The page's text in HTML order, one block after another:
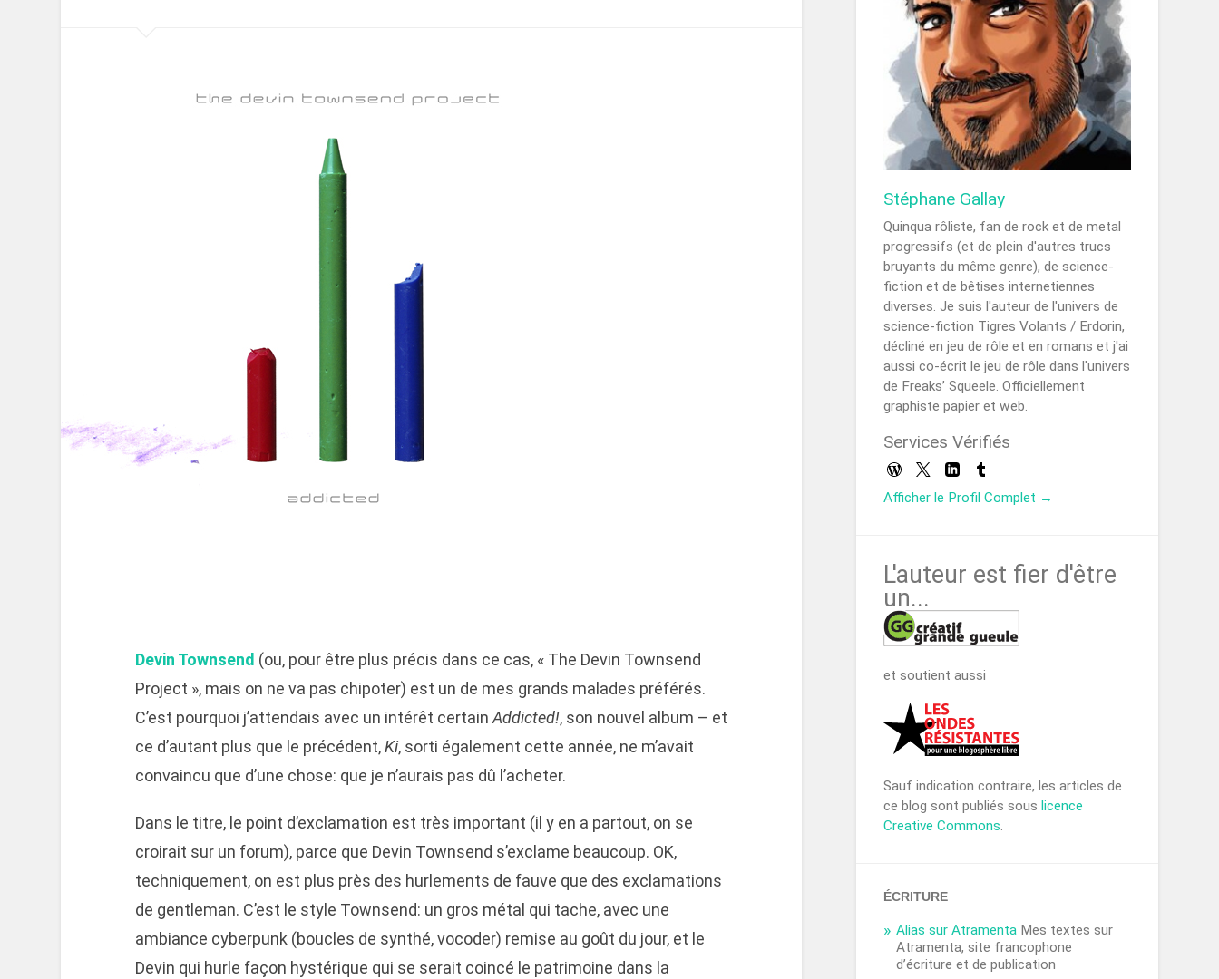
Devin Townsend (ou, pour être plus précis dans ce cas, « The Devin Townsend
Project », mais on ne va pas chipoter) est un de mes grands malades préférés.
C’est pourquoi j’attendais avec un intérêt certainAddicted!, son nouvel album – et
ce d’autant plus que le précédent,Ki, sorti également cette année, ne m’avait
convaincu que d’une chose: que je n’aurais pas dû l’acheter.
Dans le titre, le point d’exclamation est très important (il y en a partout, on se
croirait sur un forum), parce que Devin Townsend s’exclame beaucoup. OK,
techniquement, on est plus près des hurlements de fauve que des exclamations
de gentleman. C’est le style Townsend: un gros métal qui tache, avec une
ambiance cyberpunk (boucles de synthé, vocoder) remise au goût du jour, et le
Devin qui hurle façon hystérique qui se serait coincé le patrimoine dans la
Stéphane Gallay
Quinqua rôliste, fan de rock et de metal
progressifs (et de plein d'autres trucs
bruyants du même genre), de science-
fiction et de bêtises internetiennes
diverses. Je suis l'auteur de l'univers de
science-fiction Tigres Volants / Erdorin,
décliné en jeu de rôle et en romans et j'ai
aussi co-écrit le jeu de rôle dans l'univers
de Freaks’ Squeele. Officiellement
graphiste papier et web.
Services Vérifiés
Afficher le Profil Complet →
L'auteur est fier d'être
un...
et soutient aussi
Sauf indication contraire, les articles de
ce blog sont publiés souslicence
Creative Commons.
ÉCRITURE
Alias sur Atramenta Mes textes sur
Atramenta, site francophone
d’écriture et de publication